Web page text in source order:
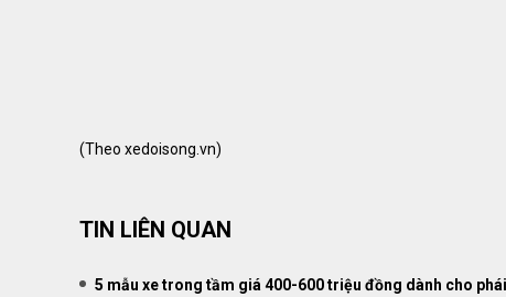
(Theo xedoisong.vn)
TIN LIÊN QUAN
5 mẫu xe trong tầm giá 400-600 triệu đồng dành cho